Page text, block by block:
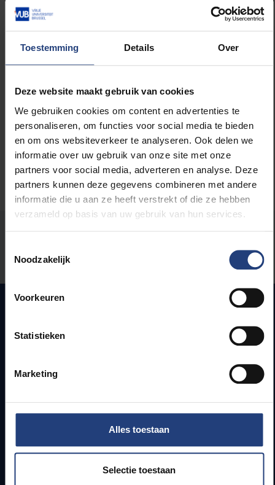
Toestemming Details Over
Deze website maakt gebruik van cookies
We gebruiken cookies om content en advertenties te
personaliseren, om functies voor social media te bieden
en om ons websiteverkeer te analyseren. Ook delen we
informatie over uw gebruik van onze site met onze
partners voor social media, adverteren en analyse. Deze
partners kunnen deze gegevens combineren met andere
informatie die u aan ze heeft verstrekt of die ze hebben
verzameld op basis van uw gebruik van hun services.
Noodzakelijk
Voorkeuren
Statistieken
Marketing
Alles toestaan
Selectie toestaan
humaan moet zijn en ik
geloof dat hij dat meent.
Maar daar hangt ook
een prijskaartje aan.
Snel naar
Jobs
Onderzoeksgroepen